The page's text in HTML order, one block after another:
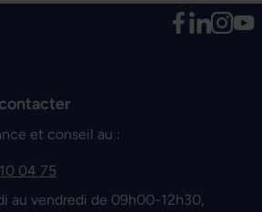
et conseil au :
04 75
au vendredi de 09h00-12h30,